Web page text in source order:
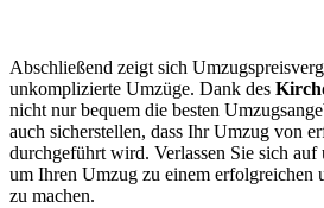
Abschließend zeigt sich
unkomplizierte Umzüge. Dank des
nicht nur bequem die besten
auch sicherstellen, dass Ihr Umzug von
durchgeführt wird. Verlassen Sie sich auf
um Ihren Umzug zu einem erfolgreichen
zu machen.